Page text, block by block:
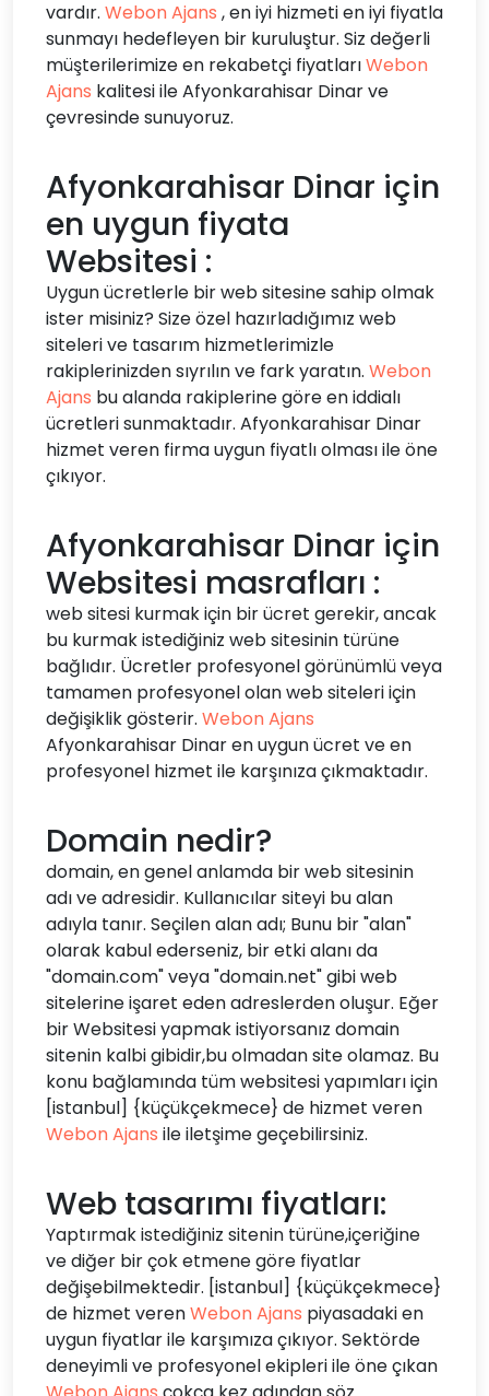
vardır. Webon Ajans , en iyi hizmeti en iyi fiyatla
sunmayı hedefleyen bir kuruluştur. Siz değerli
müşterilerimize en rekabetçi fiyatlarıWebon
Ajans kalitesi ile Afyonkarahisar Dinar ve
çevresinde sunuyoruz.
Afyonkarahisar Dinar için
en uygun fiyata
Websitesi :
Uygun ücretlerle bir web sitesine sahip olmak
ister misiniz? Size özel hazırladığımız web
siteleri ve tasarım hizmetlerimizle
rakiplerinizden sıyrılın ve fark yaratın. Webon
Ajans bu alanda rakiplerine göre en iddialı
ücretleri sunmaktadır. Afyonkarahisar Dinar
hizmet veren firma uygun fiyatlı olması ile öne
çıkıyor.
Afyonkarahisar Dinar için
Websitesi masrafları :
web sitesi kurmak için bir ücret gerekir, ancak
bu kurmak istediğiniz web sitesinin türüne
bağlıdır. Ücretler profesyonel görünümlü veya
tamamen profesyonel olan web siteleri için
değişiklik gösterir. Webon Ajans
Afyonkarahisar Dinar en uygun ücret ve en
profesyonel hizmet ile karşınıza çıkmaktadır.
Domain nedir?
domain, en genel anlamda bir web sitesinin
adı ve adresidir. Kullanıcılar siteyi bu alan
adıyla tanır. Seçilen alan adı; Bunu bir "alan"
olarak kabul ederseniz, bir etki alanı da
"domain.com" veya "domain.net" gibi web
sitelerine işaret eden adreslerden oluşur. Eğer
bir Websitesi yapmak istiyorsanız domain
sitenin kalbi gibidir,bu olmadan site olamaz. Bu
konu bağlamında tüm websitesi yapımları için
[istanbul] {küçükçekmece} de hizmet veren
Webon Ajans ile iletşime geçebilirsiniz.
Web tasarımı fiyatları:
Yaptırmak istediğiniz sitenin türüne,içeriğine
ve diğer bir çok etmene göre fiyatlar
değişebilmektedir. [istanbul] {küçükçekmece}
de hizmet verenWebon Ajans piyasadaki en
uygun fiyatlar ile karşımıza çıkıyor. Sektörde
deneyimli ve profesyonel ekipleri ile öne çıkan